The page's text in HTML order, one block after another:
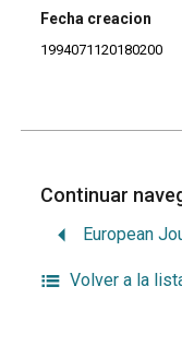
Fecha creacion
1994071120180200
Continuar
Volver a la